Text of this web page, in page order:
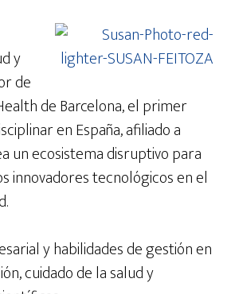
y
de
de Barcelona, el primer
en España, afiliado a
un ecosistema disruptivo para
innovadores tecnológicos en el
y habilidades de gestión en
cuidado de la salud y